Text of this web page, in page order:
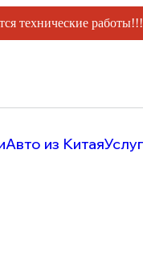
технические
Авто из Китая